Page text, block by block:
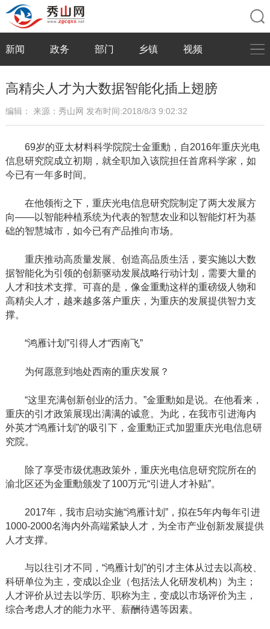
新闻 政务 部门 乡镇 视频
高精尖人才为大数据智能化插上翅膀
编辑： 来源：秀山网 发布时间:2018/8/3 9:02:32
69岁的亚太材料科学院院士金重勳，自2016年重庆光电
信息研究院成立初期，就全职加入该院担任首席科学家，如
今已有一年多时间。
在他领衔之下，重庆光电信息研究院制定了两大发展方
向——以智能种植系统为代表的智慧农业和以智能灯杆为基
础的智慧城市，如今已有产品推向市场。
重庆推动高质量发展、创造高品质生活，要实施以大数
据智能化为引领的创新驱动发展战略行动计划，需要大量的
人才和技术支撑。可喜的是，像金重勳这样的重磅级人物和
高精尖人才，越来越多落户重庆，为重庆的发展提供智力支
撑。
“鸿雁计划”引得人才“西南飞”
为何愿意到地处西南的重庆发展？
“这里充满创新创业的活力。”金重勳如是说。在他看来，
重庆的引才政策展现出满满的诚意。为此，在我市引进海内
外英才“鸿雁计划”的吸引下，金重勳正式加盟重庆光电信息研
究院。
除了享受市级优惠政策外，重庆光电信息研究院所在的
渝北区还为金重勳颁发了100万元“引进人才补贴”。
2017年，我市启动实施“鸿雁计划”，拟在5年内每年引进
1000-2000名海内外高端紧缺人才，为全市产业创新发展提供
人才支撑。
与以往引才不同，“鸿雁计划”的引才主体从过去以高校、
科研单位为主，变成以企业（包括法人化研发机构）为主；
人才评价从过去以学历、职称为主，变成以市场评价为主，
综合考虑人才的能力水平、薪酬待遇等因素。